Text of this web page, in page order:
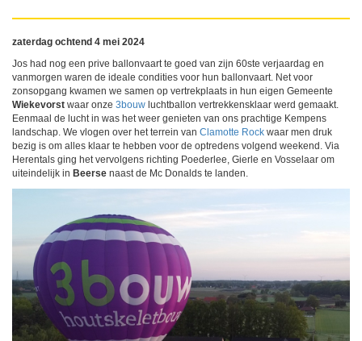
zaterdag ochtend 4 mei 2024
Jos had nog een prive ballonvaart te goed van zijn 60ste verjaardag en
vanmorgen waren de ideale condities voor hun ballonvaart. Net voor
zonsopgang kwamen we samen op vertrekplaats in hun eigen Gemeente
Wiekevorst waar onze 3bouw luchtballon vertrekkensklaar werd gemaakt.
Eenmaal de lucht in was het weer genieten van ons prachtige Kempens
landschap. We vlogen over het terrein van Clamotte Rock waar men druk
bezig is om alles klaar te hebben voor de optredens volgend weekend. Via
Herentals ging het vervolgens richting Poederlee, Gierle en Vosselaar om
uiteindelijk in Beerse naast de Mc Donalds te landen.